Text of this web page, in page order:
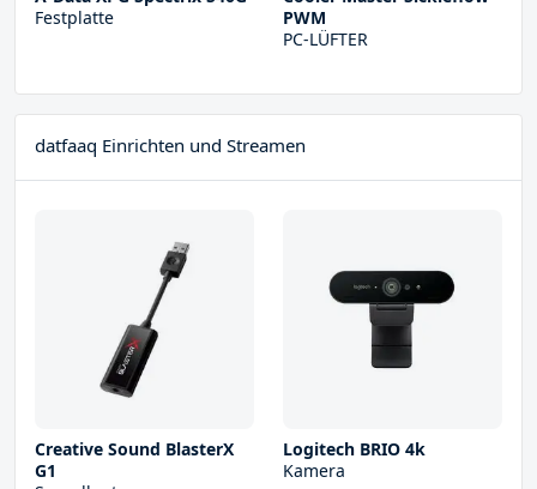
Festplatte
PWM
PC-LÜFTER
datfaaq Einrichten und Streamen
Creative Sound BlasterX
G1
Logitech BRIO 4k
Kamera